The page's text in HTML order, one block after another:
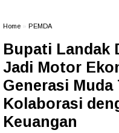
Home PEMDA
Bupati Landak
Jadi Motor
Generasi Muda
Kolaborasi
Keuangan